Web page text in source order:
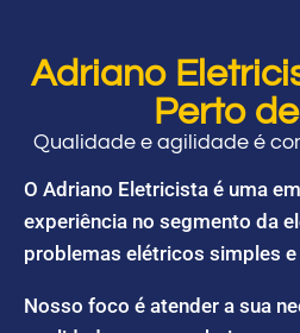
Adriano
Perto
Qualidade e agilidade é
O Adriano Eletricista é uma
experiência no segmento da
problemas elétricos simples
Nosso foco é atender a sua